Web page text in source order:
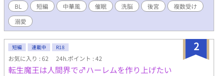
双星）に対し、受けが複数います。 ＊なんちゃって中華後宮BLな
ので、設定や言葉はガバガバですが、それでも楽しんでいただけ
れば幸いです。
BL 短編 中華風 催眠 洗脳 後宮
複数受け
溺愛
2
短編 連載中 R18
お気に入り : 62 24h.ポイント : 42
転生魔王は人間界で♂ハーレムを作り上げたい